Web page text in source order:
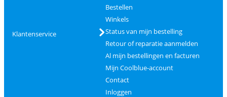
Klantenservice
Bestellen
Winkels
Status van mijn bestelling
Retour of reparatie aanmelden
Al mijn bestellingen en facturen
Mijn Coolblue-account
Contact
Inloggen